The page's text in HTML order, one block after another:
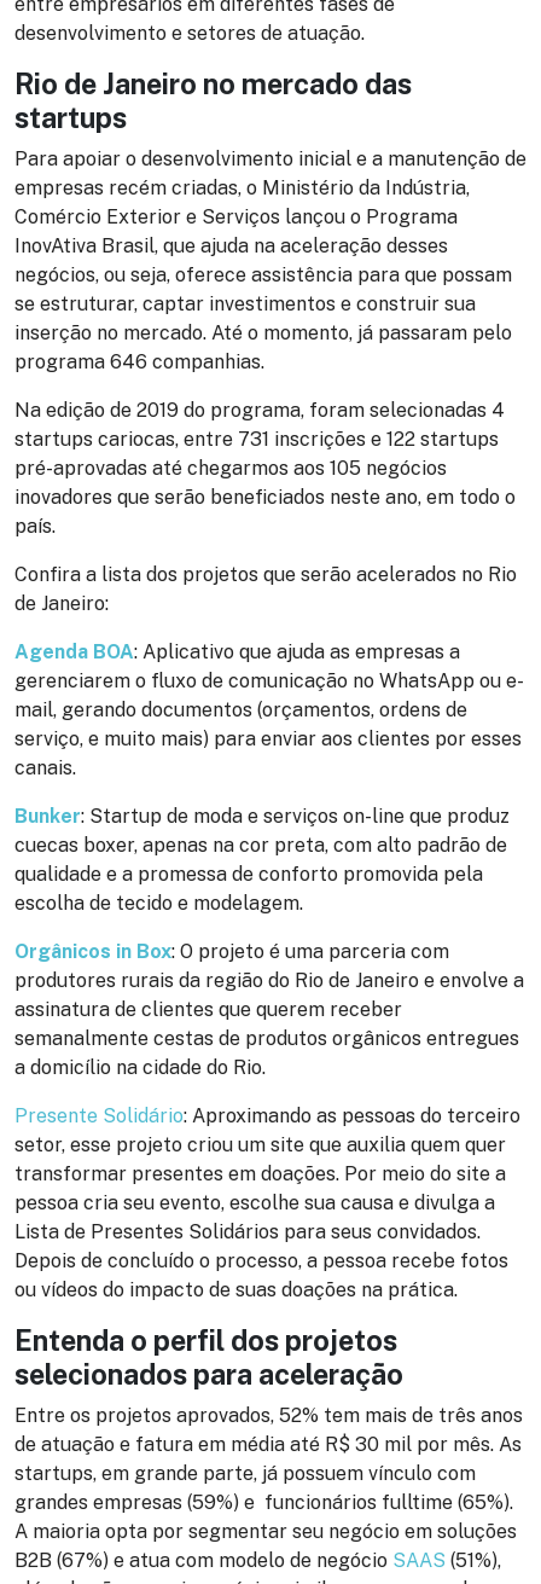
desenvolvimento e setores de atuação.
Rio de Janeiro no mercado das
startups
Para apoiar o desenvolvimento inicial e a manutenção de
empresas recém criadas, o Ministério da Indústria,
Comércio Exterior e Serviços lançou o Programa
InovAtiva Brasil, que ajuda na aceleração desses
negócios, ou seja, oferece assistência para que possam
se estruturar, captar investimentos e construir sua
inserção no mercado. Até o momento, já passaram pelo
programa 646 companhias.
Na edição de 2019 do programa, foram selecionadas 4
startups cariocas, entre 731 inscrições e 122 startups
pré-aprovadas até chegarmos aos 105 negócios
inovadores que serão beneficiados neste ano, em todo o
país.
Confira a lista dos projetos que serão acelerados no Rio
de Janeiro:
Agenda BOA: Aplicativo que ajuda as empresas a
gerenciarem o fluxo de comunicação no WhatsApp ou e-
mail, gerando documentos (orçamentos, ordens de
serviço, e muito mais) para enviar aos clientes por esses
canais.
Bunker: Startup de moda e serviços on-line que produz
cuecas boxer, apenas na cor preta, com alto padrão de
qualidade e a promessa de conforto promovida pela
escolha de tecido e modelagem.
Orgânicos in Box: O projeto é uma parceria com
produtores rurais da região do Rio de Janeiro e envolve a
assinatura de clientes que querem receber
semanalmente cestas de produtos orgânicos entregues
a domicílio na cidade do Rio.
Presente Solidário: Aproximando as pessoas do terceiro
setor, esse projeto criou um site que auxilia quem quer
transformar presentes em doações. Por meio do site a
pessoa cria seu evento, escolhe sua causa e divulga a
Lista de Presentes Solidários para seus convidados.
Depois de concluído o processo, a pessoa recebe fotos
ou vídeos do impacto de suas doações na prática.
Entenda o perfil dos projetos
selecionados para aceleração
Entre os projetos aprovados, 52% tem mais de três anos
de atuação e fatura em média até R$ 30 mil por mês. As
startups, em grande parte, já possuem vínculo com
grandes empresas (59%) e funcionários fulltime (65%).
A maioria opta por segmentar seu negócio em soluções
B2B (67%) e atua com modelo de negócio SAAS (51%),